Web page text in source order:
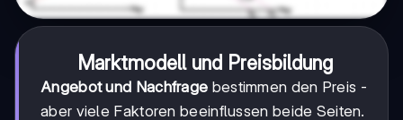
Marktmodell und Preisbildung
Angebot und Nachfrage bestimmen den Preis -
aber viele Faktoren beeinflussen beide Seiten.